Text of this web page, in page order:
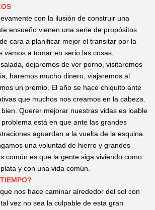
con la ilusión de construir una
ensueño vienen una serie de propósitos
cara a planificar mejor el transitar por la
vamos a tomar en serio las cosas,
dejaremos de ver porno, visitaremos
haremos mucho dinero, viajaremos al
un premio. El año se hace chiquito ante
que muchos nos creamos en la cabeza.
Querer mejorar nuestras vidas es loable
está en que ante las grandes
aguardan a la vuelta de la esquina.
una voluntad de hierro y grandes
común es que la gente siga viviendo como
y con una vida común.
nos hace caminar alrededor del sol con
vez no sea la culpable de esta gran